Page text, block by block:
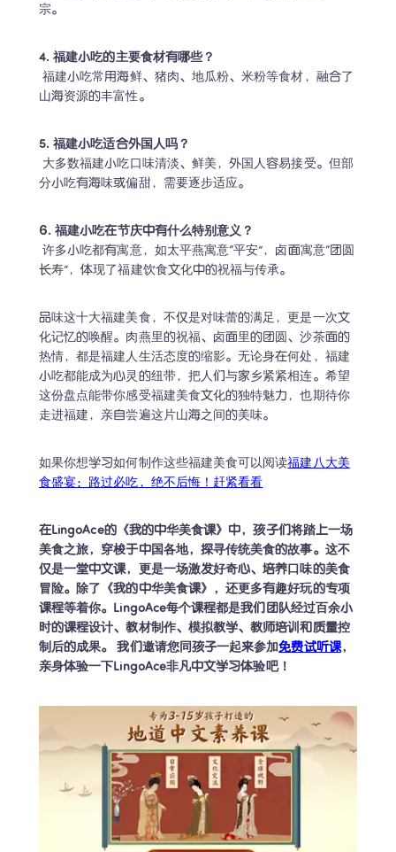
宗。
福建小吃常用海鲜、猪肉、地瓜粉、米粉等食材，融合了
山海资源的丰富性。
分小吃有海味或偏甜，需要逐步适应。
许多小吃都有寓意，如太平燕寓意“平安”，卤面寓意“团圆
长寿”，体现了福建饮食文化中的祝福与传承。
品味这十大福建美食，不仅是对味蕾的满足，更是一次文
化记忆的唤醒。肉燕里的祝福、卤面里的团圆、沙茶面的
热情，都是福建人生活态度的缩影。无论身在何处，福建
小吃都能成为心灵的纽带，把人们与家乡紧紧相连。希望
这份盘点能带你感受福建美食文化的独特魅力，也期待你
走进福建，亲自尝遍这片山海之间的美味。
如果你想学习如何制作这些福建美食可以阅读福建八大美
食盛宴：路过必吃，绝不后悔！赶紧看看
在LingoAce的《我的中华美食课》中，孩子们将踏上一场
美食之旅，穿梭于中国各地，探寻传统美食的故事。这不
仅是一堂中文课，更是一场激发好奇心、培养口味的美食
冒险。除了《我的中华美食课》，还更多有趣好玩的专项
课程等着你。LingoAce每个课程都是我们团队经过百余小
时的课程设计、教材制作、模拟教学、教师培训和质量控
制后的成果。 我们邀请您同孩子一起来参加免费试听课，
亲身体验一下LingoAce非凡中文学习体验吧！